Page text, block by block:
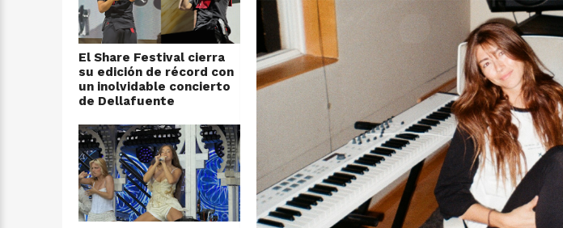
El Share Festival cierra
su edición de récord con
un inolvidable concierto
de Dellafuente